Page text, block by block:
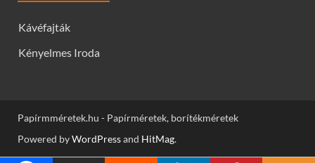
Kávéfajták
Kényelmes Iroda
Papírmméretek.hu - Papírméretek, borítékméretek
Powered byWordPressand HitMag.